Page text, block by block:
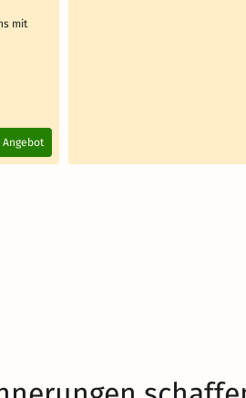
mit
Angebot